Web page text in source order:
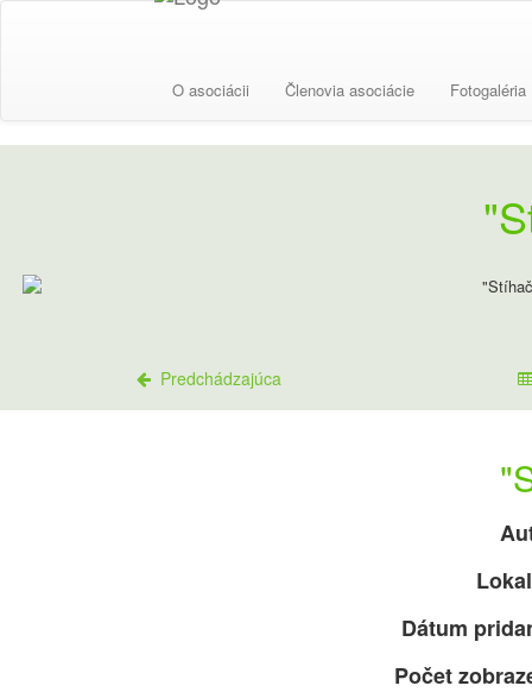
O asociácii Členovia asociácie Fotogaléria
Predchádzajúca
Dátum
Počet